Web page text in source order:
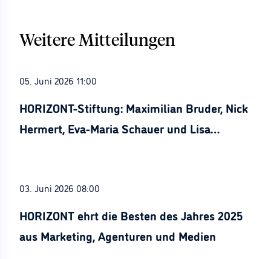
Weitere Mitteilungen
05. Juni 2026 11:00
HORIZONT-Stiftung: Maximilian Bruder, Nick
Hermert, Eva-Maria Schauer und Lisa
03. Juni 2026 08:00
HORIZONT ehrt die Besten des Jahres 2025
aus Marketing, Agenturen und Medien